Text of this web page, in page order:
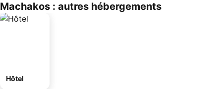
Machakos : autres hébergements
Hôtel